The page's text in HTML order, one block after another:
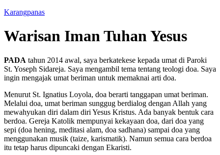
Karangpanas
Warisan Iman Tuhan Yesus
PADA tahun 2014 awal, saya berkatekese kepada umat di Paroki
St. Yoseph Sidareja. Saya mengambil tema tentang teologi doa. Saya
ingin mengajak umat beriman untuk memaknai arti doa.
Menurut St. Ignatius Loyola, doa berarti tanggapan umat beriman.
Melalui doa, umat beriman sunggug berdialog dengan Allah yang
mewahyukan diri dalam diri Yesus Kristus. Ada banyak bentuk cara
berdoa. Gereja Katolik mempunyai kekayaan doa, dari doa yang
sepi (doa hening, meditasi alam, doa sadhana) sampai doa yang
menggunakan musik (taize, karismatik). Namun semua cara berdoa
itu tetap harus dipuncaki dengan Ekaristi.